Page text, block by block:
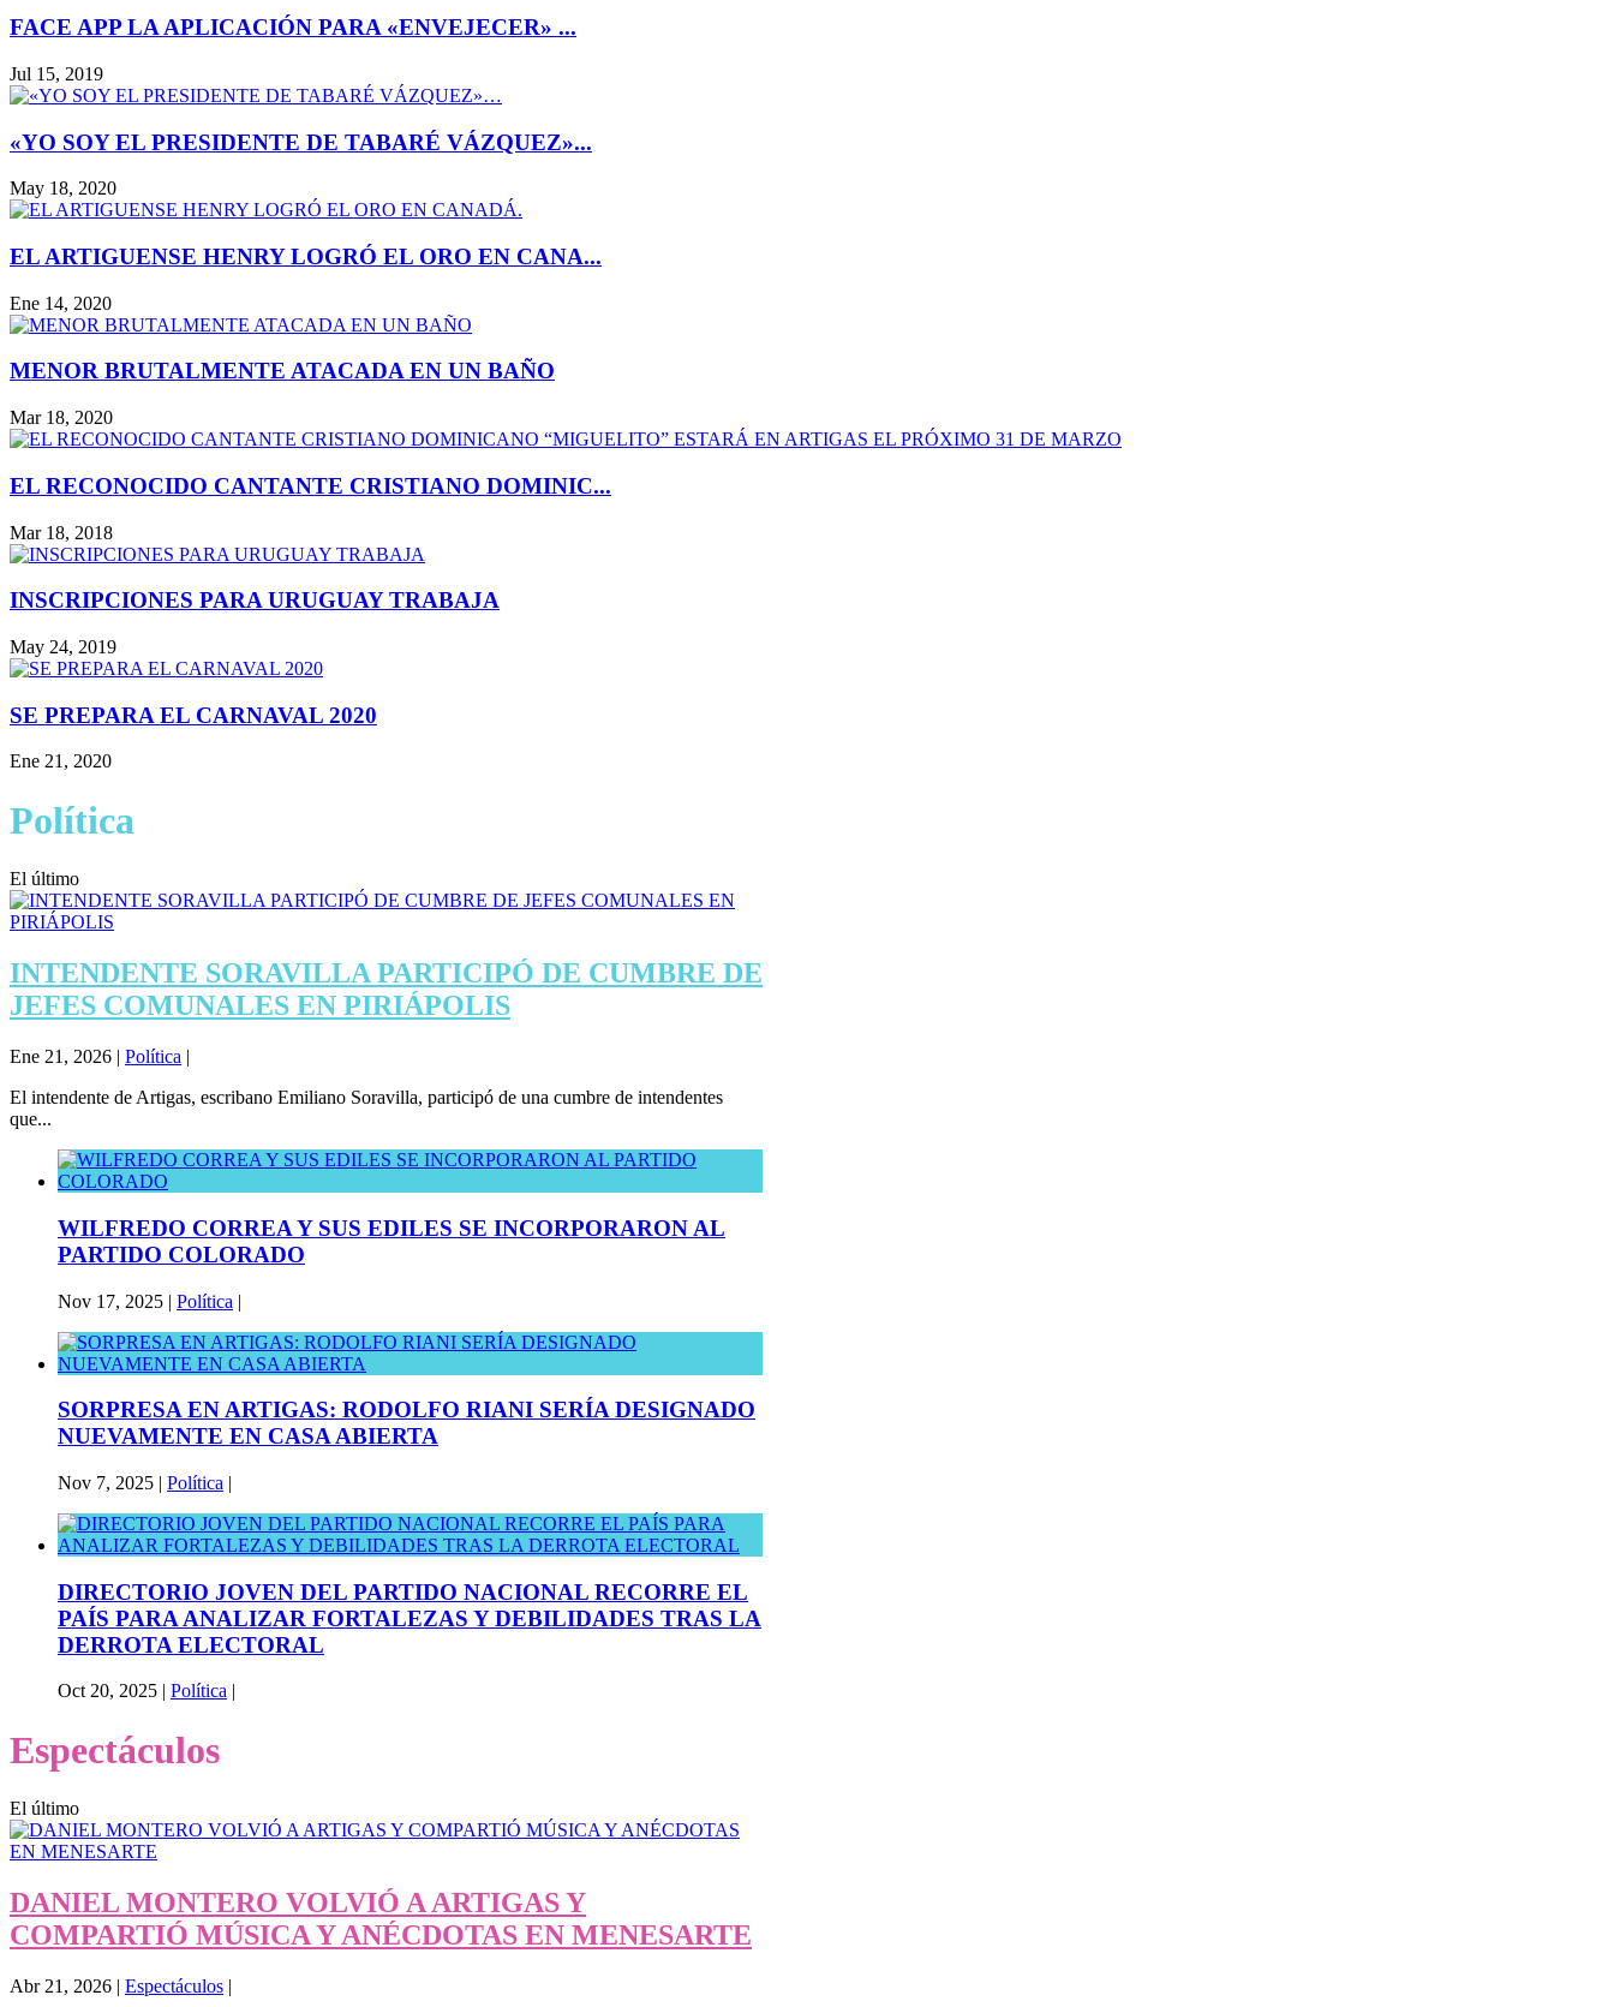
FACE APP LA APLICACIÓN PARA «ENVEJECER» ...
Jul 15, 2019
«YO SOY EL PRESIDENTE DE TABARÉ VÁZQUEZ»...
May 18, 2020
EL ARTIGUENSE HENRY LOGRÓ EL ORO EN CANA...
Ene 14, 2020
MENOR BRUTALMENTE ATACADA EN UN BAÑO
Mar 18, 2020
EL RECONOCIDO CANTANTE CRISTIANO DOMINIC...
Mar 18, 2018
INSCRIPCIONES PARA URUGUAY TRABAJA
May 24, 2019
SE PREPARA EL CARNAVAL 2020
Ene 21, 2020
Política
El último
INTENDENTE SORAVILLA PARTICIPÓ DE CUMBRE DE
JEFES COMUNALES EN PIRIÁPOLIS
Ene 21, 2026 | Política |
El intendente de Artigas, escribano Emiliano Soravilla, participó de una cumbre de intendentes
que...
WILFREDO CORREA Y SUS EDILES SE INCORPORARON AL
PARTIDO COLORADO
Nov 17, 2025 | Política |
SORPRESA EN ARTIGAS: RODOLFO RIANI SERÍA DESIGNADO
NUEVAMENTE EN CASA ABIERTA
Nov 7, 2025 | Política |
DIRECTORIO JOVEN DEL PARTIDO NACIONAL RECORRE EL
PAÍS PARA ANALIZAR FORTALEZAS Y DEBILIDADES TRAS LA
DERROTA ELECTORAL
Oct 20, 2025 | Política |
Espectáculos
El último
DANIEL MONTERO VOLVIÓ A ARTIGAS Y
COMPARTIÓ MÚSICA Y ANÉCDOTAS EN MENESARTE
Abr 21, 2026 | Espectáculos |